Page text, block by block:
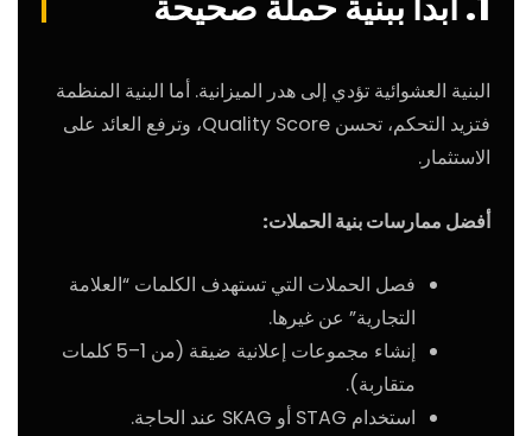
البنية العشوائية تؤدي إلى هدر الميزانية. أما البنية المنظمة
فتزيد التحكم، تحسن Quality Score، وترفع العائد على
الاستثمار.
أفضل ممارسات بنية الحملات:
فصل الحملات التي تستهدف الكلمات “العلامة
التجارية” عن غيرها.
إنشاء مجموعات إعلانية ضيقة (من 1–5 كلمات
متقاربة).
استخدام STAG أو SKAG عند الحاجة.